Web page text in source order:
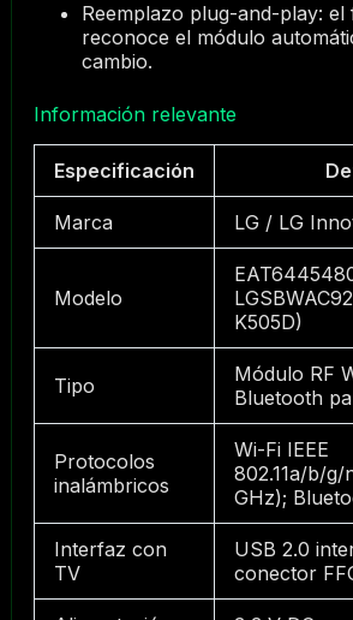
Reemplazo plug-and-play:
reconoce el módulo
cambio.
Información relevante
Especificación
Marca LG / LG
Modelo
K505D)
Tipo
Módulo RF
Bluetooth
Protocolos
inalámbricos
Wi-Fi IEEE
802.11a/b/
GHz);
Interfaz con
TV
USB 2.0
conector